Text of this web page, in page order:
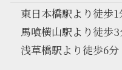
東日本橋駅より徒歩1
馬喰横山駅より徒歩
浅草橋駅より徒歩6分